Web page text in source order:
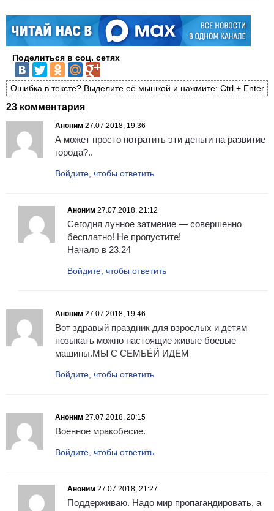
Поделиться в соц. сетях
Ошибка в тексте? Выделите её мышкой и нажмите: Ctrl + Enter
23 комментария
Аноним 27.07.2018, 19:36
А может просто потратить эти деньги на развитие
города?..
Войдите, чтобы ответить
Аноним 27.07.2018, 21:12
Сегодня лунное затмение — совершенно
бесплатно! Не пропустите!
Начало в 23.24
Войдите, чтобы ответить
Аноним 27.07.2018, 19:46
Вот здравый праздник для взрослых и детям
позыкать можно настоящие живые боевые
машины.МЫ С СЕМЬЁЙ ИДЁМ
Войдите, чтобы ответить
Аноним 27.07.2018, 20:15
Военное мракобесие.
Войдите, чтобы ответить
Аноним 27.07.2018, 21:27
Поддерживаю. Надо мир пропагандировать, а